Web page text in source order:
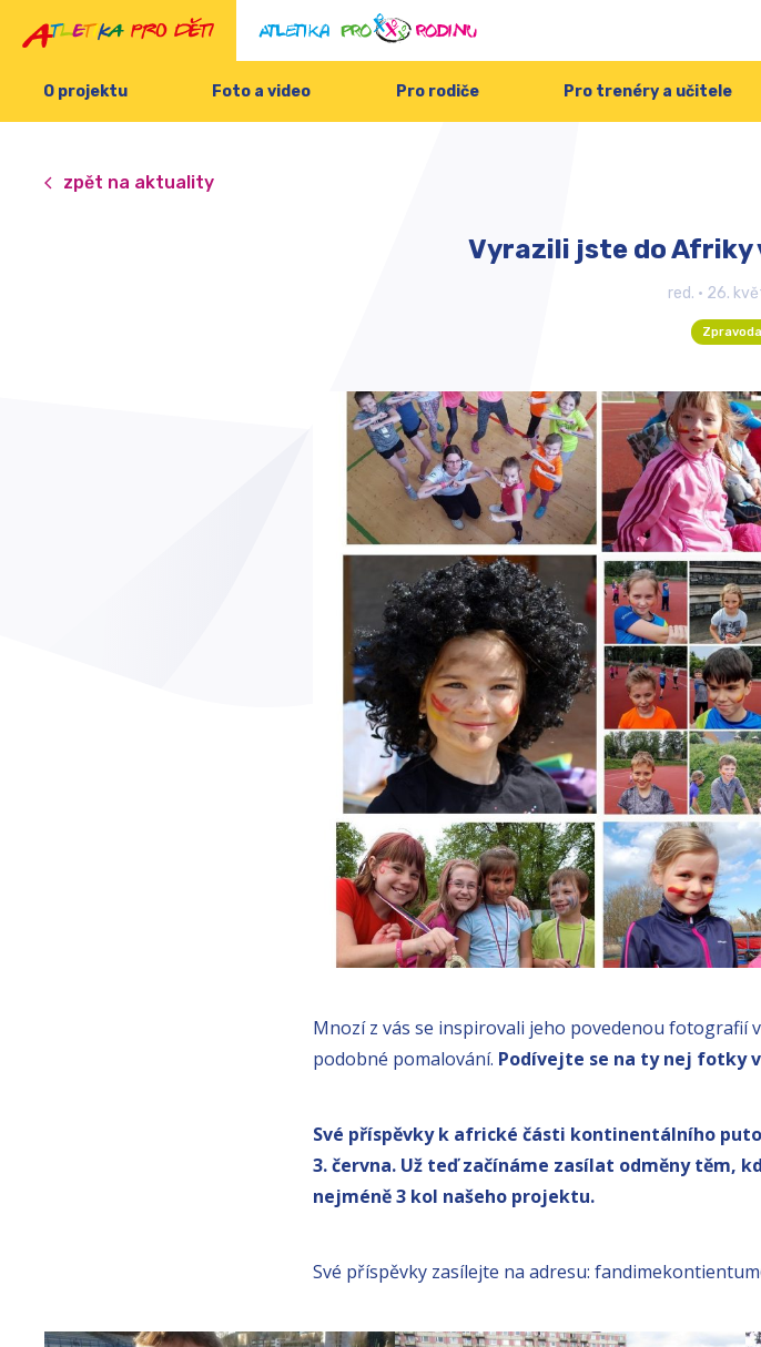
O projektu Foto a video Pro rodiče Pro trenéry a učitele
zpět na aktuality
Vyrazili jste do Afriky
red. • 26.
Mnozí z vás se inspirovali jeho povedenou fotografií
podobné pomalování. Podívejte se na ty nej fotky
Své příspěvky k africké části kontinentálního
3. června. Už teď začínáme zasílat odměny těm,
nejméně 3 kol našeho projektu.
Své příspěvky zasílejte na adresu: